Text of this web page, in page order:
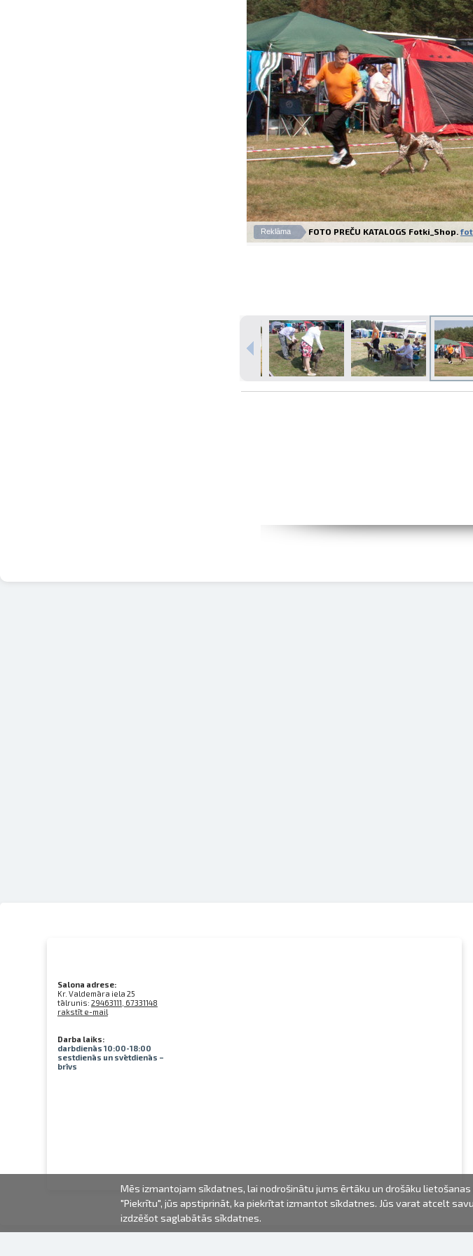
Izdrukas
Dažādi
Piegāde
Reklāma FOTO PREČU KATALOGS Fotki_Shop.
Salona adrese:
Kr. Valdemāra iela 25
tālrunis: 29463111, 67331148
rakstīt e-mail
Darba laiks:
darbdienās 10:00-18:00
sestdienās un svētdienās –
brīvs
Mēs izmantojam sīkdatnes, lai nodrošinātu jums ērtāku un drošāku
"Piekrītu", jūs apstiprināt, ka piekrītat izmantot sīkdatnes. Jūs varat atcelt
izdzēšot saglabātās sīkdatnes.